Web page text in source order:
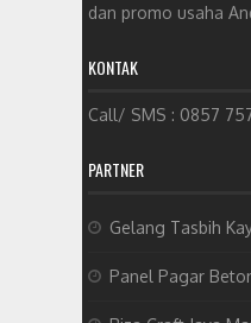
dan promo usaha
KONTAK
Call/ SMS : 0857
PARTNER
Gelang Tasbih
Panel Pagar